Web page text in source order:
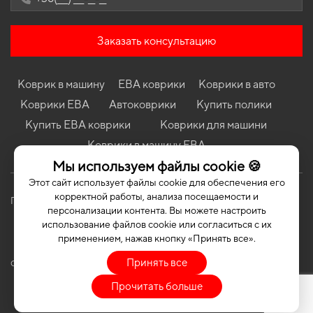
Мы используем файлы cookie 🍪
Этот сайт использует файлы cookie для обеспечения его
корректной работы, анализа посещаемости и
персонализации контента. Вы можете настроить
использование файлов cookie или согласиться с их
применением, нажав кнопку «Принять все».
Принять все
Прочитать больше
China Crossover Electric
Коврики в салон Peugeot 508 2010 - 2018 I поколение EU
Sedan
Коврики в салон Mazda CX-5 (KF) 2017 - … II поколение EU
Crossover
Коврики в салон Mitsubishi L200 (V) 2015 - 2023 V поколение
EU Pickup 4-х дверная Long
Коврики в салон Mazda MX-30 EV 2020 - … I поколение Japan
Crossover Electric
Коврики в салон MG Motor 550 Roewe 2008-2014 I поколение
EU Sedan
Заказать консультацию
Коврик в машину ЕВА коврики
Коврики в авто
Коврики ЕВА
Автоковрики
Купить полики
Купить ЕВА коврики
Коврики для машини
Коврики в машину ЕВА
Политика конфиденциальности Публичная оферта
COPYRIGHT | EVASOTA © 2026 | ALL RIGHTS RESERVED